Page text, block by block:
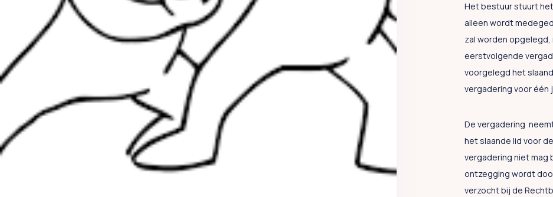
Het bestuur stuurt
alleen wordt
zal worden opgelegd,
eerstvolgende
voorgelegd het
vergadering voor één
De vergadering
het slaande lid voor
vergadering niet mag
ontzegging wordt
verzocht bij de